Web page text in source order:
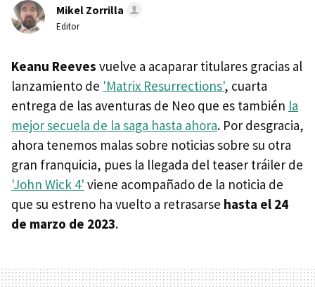
Mikel Zorrilla
Editor
Keanu Reeves vuelve a acaparar titulares gracias al
lanzamiento de 'Matrix Resurrections', cuarta
entrega de las aventuras de Neo que es también la
mejor secuela de la saga hasta ahora. Por desgracia,
ahora tenemos malas sobre noticias sobre su otra
gran franquicia, pues la llegada del teaser tráiler de
'John Wick 4' viene acompañado de la noticia de
que su estreno ha vuelto a retrasarse hasta el 24
de marzo de 2023.